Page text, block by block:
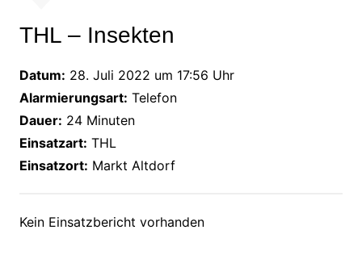
THL – Insekten
Datum: 28. Juli 2022 um 17:56 Uhr
Alarmierungsart: Telefon
Dauer: 24 Minuten
Einsatzart: THL
Einsatzort: Markt Altdorf
Kein Einsatzbericht vorhanden